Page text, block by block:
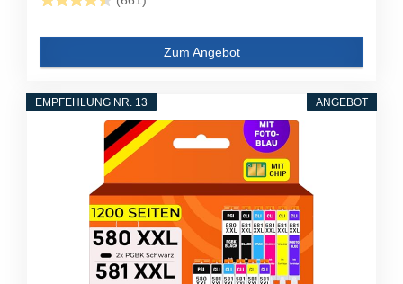
Zum Angebot
ANGEBOT
EMPFEHLUNG NR. 13